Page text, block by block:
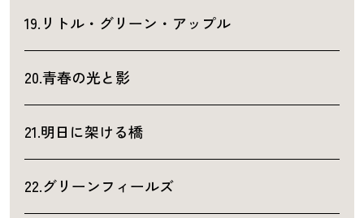
19.リトル・グリーン・アップル
20.青春の光と影
21.明日に架ける橋
22.グリーンフィールズ